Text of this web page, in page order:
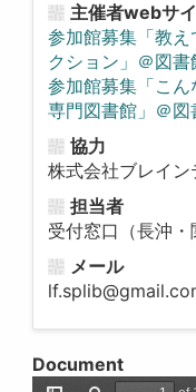
主催者webサ
参加館募集「教
クション」＠図
参加館募集「こ
専門図書館」＠
協力
株式会社ブレイン
担当者
受付窓口（長沖・
メール
Document